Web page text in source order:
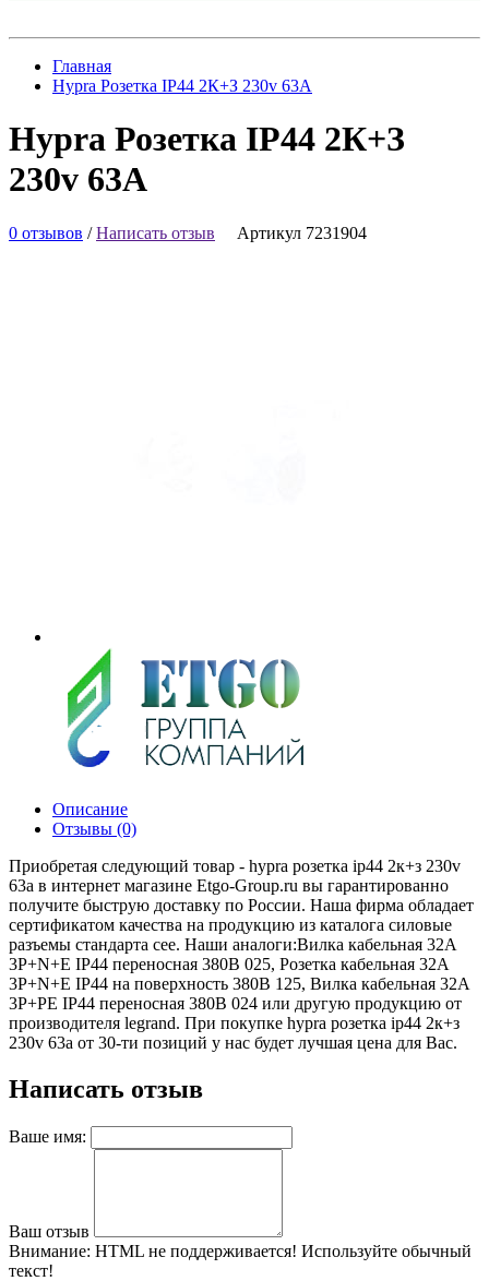
Главная
Hypra Розетка IP44 2К+З 230v 63А
Hypra Розетка IP44 2К+З
230v 63А
0 отзывов /Написать отзыв Артикул 7231904
Описание
Отзывы (0)
Приобретая следующий товар - hypra розетка ip44 2к+з 230v
63а в интернет магазине Etgo-Group.ru вы гарантированно
получите быструю доставку по России. Наша фирма обладает
сертификатом качества на продукцию из каталога силовые
разъемы стандарта cee. Наши аналоги:Вилка кабельная 32А
3Р+N+Е IР44 переносная 380В 025, Розетка кабельная 32А
3Р+N+Е IР44 на поверхность 380В 125, Вилка кабельная 32А
3Р+PE IР44 переносная 380В 024 или другую продукцию от
производителя legrand. При покупке hypra розетка ip44 2к+з
230v 63а от 30-ти позиций у нас будет лучшая цена для Вас.
Написать отзыв
Ваше имя:
Ваш отзыв
Внимание: HTML не поддерживается! Используйте обычный
текст!